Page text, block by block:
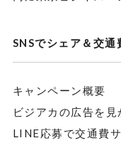
SNSでシェア＆交通
キャンペーン概要
ビジアカの広告を
LINE応募で交通費